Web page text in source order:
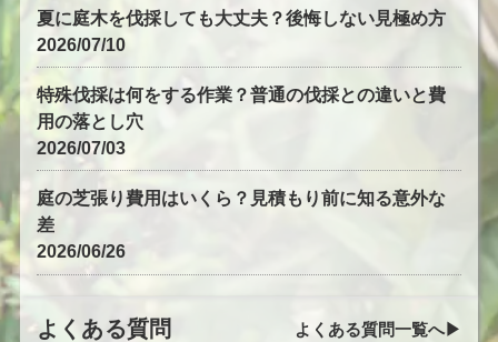
夏に庭木を伐採しても大丈夫？後悔しない見極め方
2026/07/10
特殊伐採は何をする作業？普通の伐採との違いと費
用の落とし穴
2026/07/03
庭の芝張り費用はいくら？見積もり前に知る意外な
差
2026/06/26
よくある質問 よくある質問一覧へ▶︎